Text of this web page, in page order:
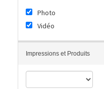
Photo
Vidéo
Impressions et Produits